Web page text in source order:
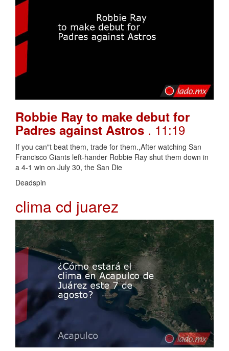
Robbie Ray to make debut for
Padres against Astros . 11:19
If you can"t beat them, trade for them.,After watching San
Francisco Giants left-hander Robbie Ray shut them down in
a 4-1 win on July 30, the San Die
Deadspin
clima cd juarez